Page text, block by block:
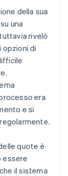
della sua
una
rivelò
opzioni di
era
e si
quote è
essere
il sistema